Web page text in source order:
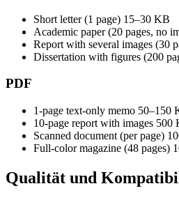
Short letter (1 page) 15–30 KB
Academic paper (20 pages, no
Report with several images (30
Dissertation with figures (200
PDF
1-page text-only memo 50–150
10-page report with images 500
Scanned document (per page)
Full-color magazine (48 pages)
Qualität und